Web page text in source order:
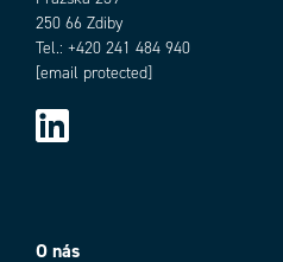
250 66 Zdiby
Tel.: +420 241 484 940
[email protected]
O nás